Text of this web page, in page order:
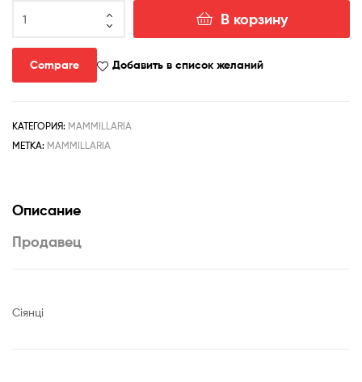
товара
tayloriorum
-
Pedro,
Nolasco
В корзину
Compare Добавить в список желаний
КАТЕГОРИЯ: MAMMILLARIA
МЕТКА: MAMMILLARIA
Описание
Продавец
Сіянці